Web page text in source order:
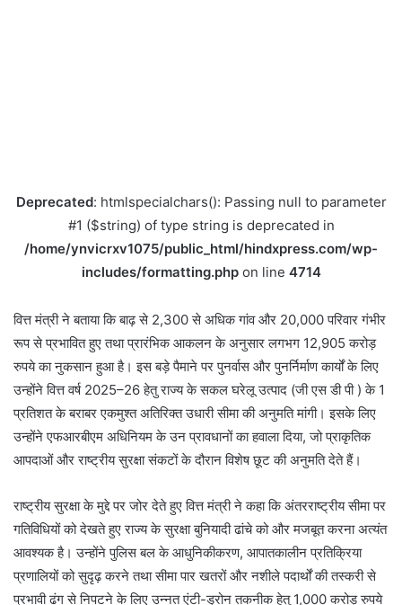
Deprecated: htmlspecialchars(): Passing null to parameter
#1 ($string) of type string is deprecated in
/home/ynvicrxv1075/public_html/hindxpress.com/wp-
includes/formatting.phpon line 4714
वित्त मंत्री ने बताया कि बाढ़ से 2,300 से अधिक गांव और 20,000 परिवार गंभीर
रूप से प्रभावित हुए तथा प्रारंभिक आकलन के अनुसार लगभग 12,905 करोड़
रुपये का नुकसान हुआ है। इस बड़े पैमाने पर पुनर्वास और पुनर्निर्माण कार्यों के लिए
उन्होंने वित्त वर्ष 2025–26 हेतु राज्य के सकल घरेलू उत्पाद (जी एस डी पी ) के 1
प्रतिशत के बराबर एकमुश्त अतिरिक्त उधारी सीमा की अनुमति मांगी। इसके लिए
उन्होंने एफआरबीएम अधिनियम के उन प्रावधानों का हवाला दिया, जो प्राकृतिक
आपदाओं और राष्ट्रीय सुरक्षा संकटों के दौरान विशेष छूट की अनुमति देते हैं।
राष्ट्रीय सुरक्षा के मुद्दे पर जोर देते हुए वित्त मंत्री ने कहा कि अंतरराष्ट्रीय सीमा पर
गतिविधियों को देखते हुए राज्य के सुरक्षा बुनियादी ढांचे को और मजबूत करना अत्यंत
आवश्यक है। उन्होंने पुलिस बल के आधुनिकीकरण, आपातकालीन प्रतिक्रिया
प्रणालियों को सुदृढ़ करने तथा सीमा पार खतरों और नशीले पदार्थों की तस्करी से
प्रभावी ढंग से निपटने के लिए उन्नत एंटी-ड्रोन तकनीक हेतु 1,000 करोड़ रुपये